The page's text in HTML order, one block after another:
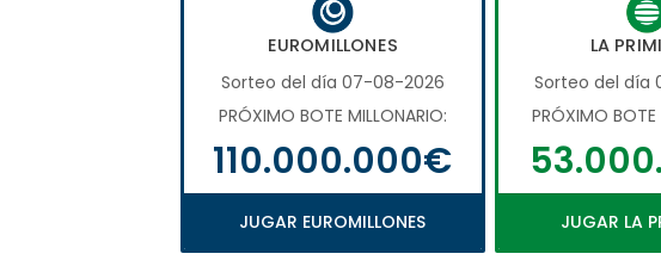
EUROMILLONES
Sorteo del día 07-08-2026
PRÓXIMO BOTE MILLONARIO:
110.000.000€
JUGAR EUROMILLONES
LA
Sorteo del día
PRÓXIMO BOTE
JUGAR LA